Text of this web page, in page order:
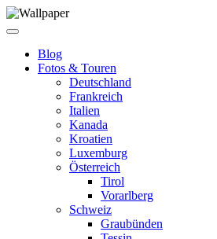
Blog
Fotos & Touren
Deutschland
Frankreich
Italien
Kanada
Kroatien
Luxemburg
Österreich
Tirol
Vorarlberg
Schweiz
Graubünden